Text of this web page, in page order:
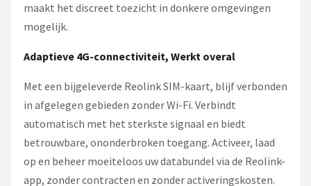
maakt het discreet toezicht in donkere omgevingen
mogelijk.
Adaptieve 4G-connectiviteit, Werkt overal
Met een bijgeleverde Reolink SIM-kaart, blijf verbonden
in afgelegen gebieden zonder Wi-Fi. Verbindt
automatisch met het sterkste signaal en biedt
betrouwbare, ononderbroken toegang. Activeer, laad
op en beheer moeiteloos uw databundel via de Reolink-
app, zonder contracten en zonder activeringskosten.